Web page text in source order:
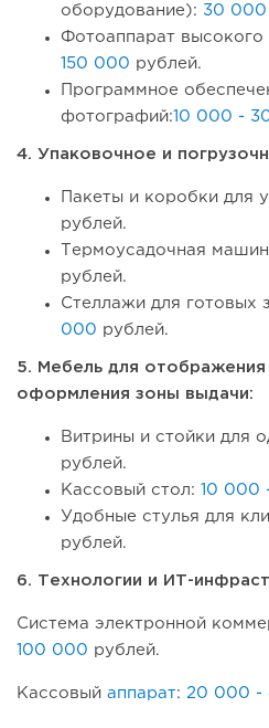
оборудование): 30
Фотоаппарат высокого
150 000 рублей.
Программное
фотографий: 10 000 -
4. Упаковочное и
Пакеты и коробки для
рублей.
Термоусадочная
рублей.
Стеллажи для готовых
000 рублей.
5. Мебель для отображения
оформления зоны выдачи:
Витрины и стойки для
рублей.
Кассовый стол:
10 000
Удобные стулья для
рублей.
6. Технологии и ИТ-
Система электронной
100 000 рублей.
Кассовый аппарат: 20 000 -